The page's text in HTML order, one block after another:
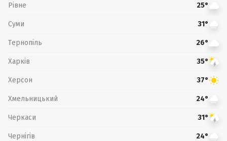
Рівне 25°
Суми 31°
Тернопіль 26°
Харків 35°
Херсон 37°
Хмельницький 24°
Черкаси 31°
Чернігів 24°